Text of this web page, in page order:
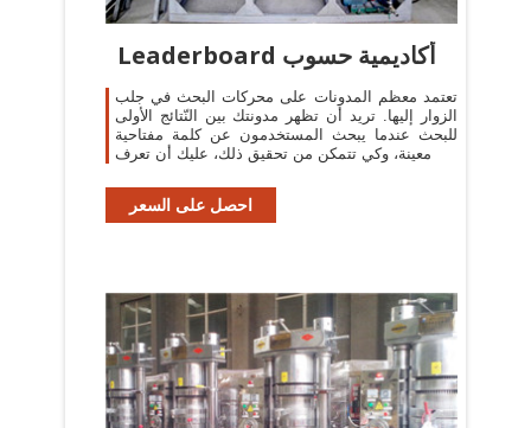
Leaderboard أكاديمية حسوب
تعتمد معظم المدونات على محركات البحث في جلب
الزوار إليها. تريد أن تظهر مدونتك بين النّتائج الأولى
للبحث عندما يبحث المستخدمون عن كلمة مفتاحية
معينة، وكي تتمكن من تحقيق ذلك، عليك أن تعرف
احصل على السعر